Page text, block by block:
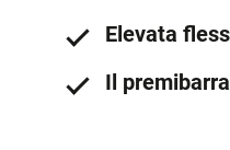
Elevata
Il